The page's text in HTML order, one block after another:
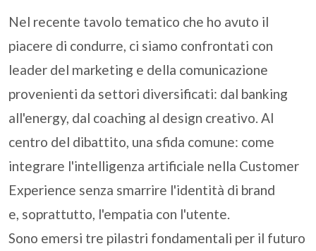
Nel recente tavolo tematico che ho avuto il
piacere di condurre, ci siamo confrontati con
leader del marketing e della comunicazione
provenienti da settori diversificati: dal banking
all'energy, dal coaching al design creativo. Al
centro del dibattito, una sfida comune: come
integrare l'intelligenza artificiale nella Customer
Experience senza smarrire l'identità di brand
e, soprattutto, l'empatia con l'utente.
Sono emersi tre pilastri fondamentali per il futuro